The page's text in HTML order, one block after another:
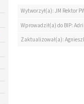
Wytworzył(a): JM Rektor
Wprowadził(a) do BIP:
Zaktualizował(a):